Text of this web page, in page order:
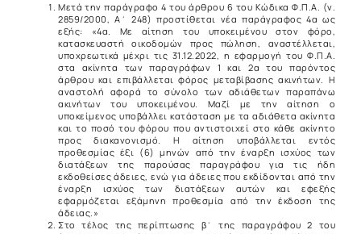
Μετά την παράγραφο 4 του άρθρου 6 του Κώδικα Φ.Π.Α. (ν.
2859/2000, Α΄ 248) προστίθεται νέα παράγραφος 4α ως
εξής: «4α. Με αίτηση του υποκειμένου στον φόρο,
κατασκευαστή οικοδομών προς πώληση, αναστέλλεται,
υποχρεωτικά μέχρι τις 31.12.2022, η εφαρμογή του Φ.Π.Α.
στα ακίνητα των παραγράφων 1 και 2α του παρόντος
άρθρου και επιβάλλεται φόρος μεταβίβασης ακινήτων. Η
αναστολή αφορά το σύνολο των αδιάθετων παραπάνω
ακινήτων του υποκειμένου. Μαζί με την αίτηση ο
υποκείμενος υποβάλλει κατάσταση με τα αδιάθετα ακίνητα
και το ποσό του φόρου που αντιστοιχεί στο κάθε ακίνητο
προς διακανονισμό. Η αίτηση υποβάλλεται εντός
προθεσμίας έξι (6) μηνών από την έναρξη ισχύος των
διατάξεων της παρούσας παραγράφου για τις ήδη
εκδοθείσες άδειες, ενώ για άδειες που εκδίδονται από την
έναρξη ισχύος των διατάξεων αυτών και εφεξής
εφαρμόζεται εξάμηνη προθεσμία από την έκδοση της
άδειας.»
Στο τέλος της περίπτωσης β΄ της παραγράφου 2 του